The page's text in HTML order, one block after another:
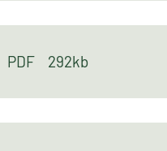
PDF 292kb